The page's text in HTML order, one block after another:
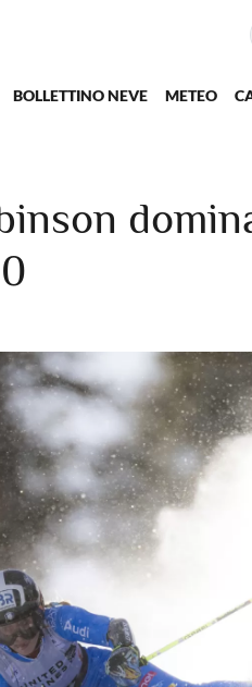
BOLLETTINO NEVE METEO